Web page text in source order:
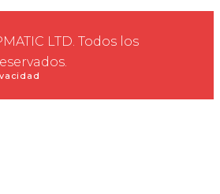
LTD. Todos los